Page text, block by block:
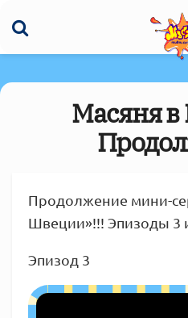
Масяня
Продолжение мини-
Швеции»!!! Эпизоды 3
Эпизод 3